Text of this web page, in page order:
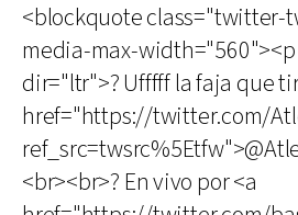
<blockquote class="twitter-
media-max-
dir="ltr">? Ufffff la faja que
href="https://twitter.com/
<br><br>? En vivo por <a